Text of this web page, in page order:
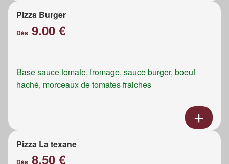
Pizza Burger
Dès 9.00 €
Base sauce tomate, fromage, sauce burger, boeuf
haché, morceaux de tomates fraiches
Pizza La texane
Dès 8.50 €